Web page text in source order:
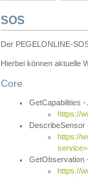
SOS
Der PEGELONLINE-
Hierbei können aktuelle
Core
GetCapabilities
https://
DescribeSensor
https://
GetObservation
https://